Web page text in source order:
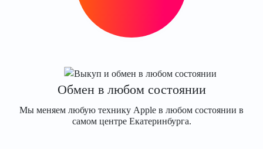
Обмен в любом состоянии
Мы меняем любую технику Apple в любом состоянии в
самом центре Екатеринбурга.